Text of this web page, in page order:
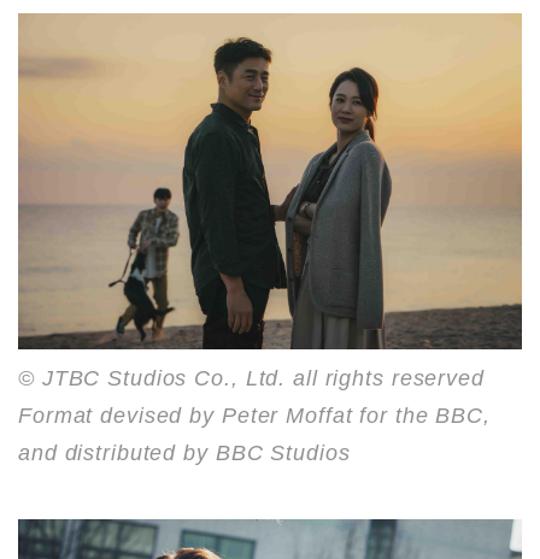
© JTBC Studios Co., Ltd. all rights reserved
Format devised by Peter Moffat for the BBC,
and distributed by BBC Studios